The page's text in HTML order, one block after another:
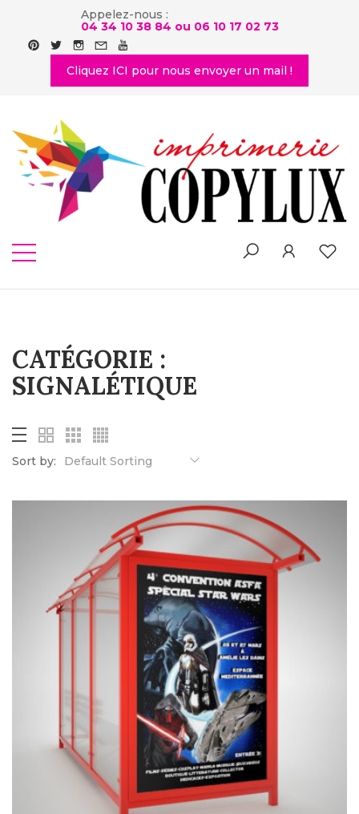
Appelez-nous :
04 34 10 38 84 ou 06 10 17 02 73
Cliquez ICI pour nous envoyer un mail !
CATÉGORIE :
SIGNALÉTIQUE
Sort by: Default Sorting